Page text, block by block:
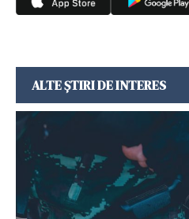
ALTE ȘTIRI DE INTERES